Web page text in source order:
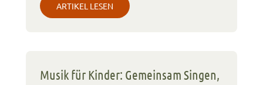
ARTIKEL LESEN
Musik für Kinder: Gemeinsam Singen,